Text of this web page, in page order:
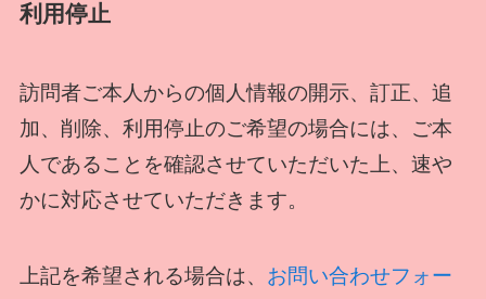
利用停止
訪問者ご本人からの個人情報の開示、訂正、追
加、削除、利用停止のご希望の場合には、ご本
人であることを確認させていただいた上、速や
かに対応させていただきます。
上記を希望される場合は、 お問い合わせフォー